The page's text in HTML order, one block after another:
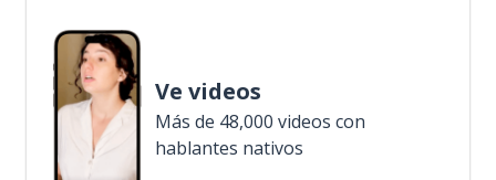
Ve videos
Más de 48,000 videos con
hablantes nativos